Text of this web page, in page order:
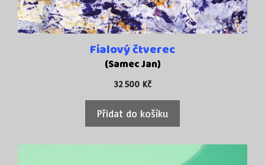
Fialový čtverec
(Samec Jan)
32 500 Kč
Přidat do košíku